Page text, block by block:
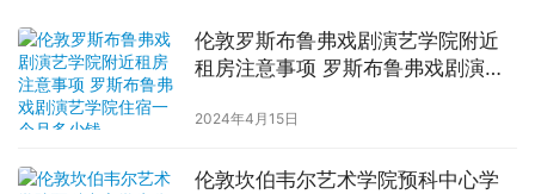
伦敦罗斯布鲁弗戏剧演艺学院附近
租房注意事项 罗斯布鲁弗戏剧演艺
2024年4月15日
伦敦坎伯韦尔艺术学院预科中心学